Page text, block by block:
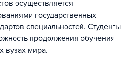
осуществляется
государственных
специальностей. Студенты
продолжения обучения
вузах мира.